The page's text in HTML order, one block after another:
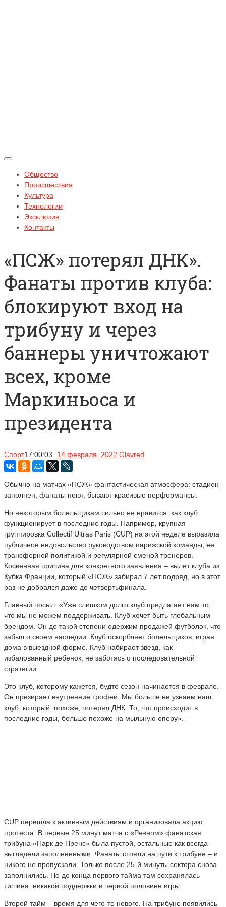
Общество
Происшествия
Культура
Технологии
Эксклюзив
Контакты
«ПСЖ» потерял ДНК».
Фанаты против клуба:
блокируют вход на
трибуну и через
баннеры уничтожают
всех, кроме
Маркиньоса и
президента
Спорт17:00:03 14 февраля, 2022 Glavred
Обычно на матчах «ПСЖ» фантастическая атмосфера: стадион
заполнен, фанаты поют, бывают красивые перформансы.
Но некоторым болельщикам сильно не нравится, как клуб
функционирует в последние годы. Например, крупная
группировка Collectif Ultras Paris (CUP) на этой неделе выразила
публичное недовольство руководством парижской команды, ее
трансферной политикой и регулярной сменой тренеров.
Косвенная причина для конкретного заявления – вылет клуба из
Кубка Франции, который «ПСЖ» забирал 7 лет подряд, но в этот
раз не добрался даже до четвертьфинала.
Главный посыл: «Уже слишком долго клуб предлагает нам то,
что мы не можем поддерживать. Клуб хочет быть глобальным
брендом. Он до такой степени одержим продажей футболок, что
забыл о своем наследии. Клуб оскорбляет болельщиков, играя
дома в выездной форме. Клуб набирает звезд, как
избалованный ребенок, не заботясь о последовательной
стратегии.
Это клуб, которому кажется, будто сезон начинается в феврале.
Он презирает внутренние трофеи. Мы больше не узнаем наш
клуб, который, похоже, потерял ДНК. То, что происходит в
последние годы, больше похоже на мыльную оперу».
CUP перешла к активным действиям и организовала акцию
протеста. В первые 25 минут матча с «Ренном» фанатская
трибуна «Парк де Пренс» была пустой, остальные как всегда
выглядели заполненными. Фанаты стояли на пути к трибуне – и
никого не пропускали. Только после 25-й минуты сектора снова
заполнились. Но до конца первого тайма там сохранялась
тишина: никакой поддержки в первой половине игры.
Второй тайм – время для чего-то нового. На трибуне появились